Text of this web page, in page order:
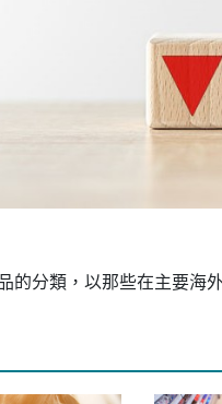
的分類，以那些在主要海